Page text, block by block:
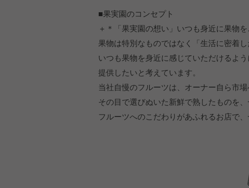
■果実園のコンセプト
＋＊「果実園の想い」いつも身近に果物
果物は特別なものではなく「生活に密着し
いつも果物を身近に感じていただけるよ
提供したいと考えています。
当社自慢のフルーツは、オーナー自ら市場
その目で選びぬいた新鮮で熟したものを
フルーツへのこだわりがあふれるお店で